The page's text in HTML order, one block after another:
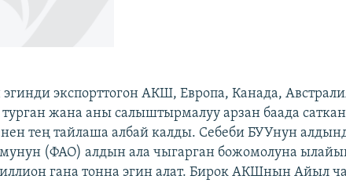
эгинди экспорттогон АКШ, Европа, Канада,
жана аны салыштырмалуу арзан баада
тең тайлаша албай калды. Себеби БУУнун
(ФАО) алдын ала чыгарган божомолуна
гана тонна эгин алат. Бирок АКШнын Айыл